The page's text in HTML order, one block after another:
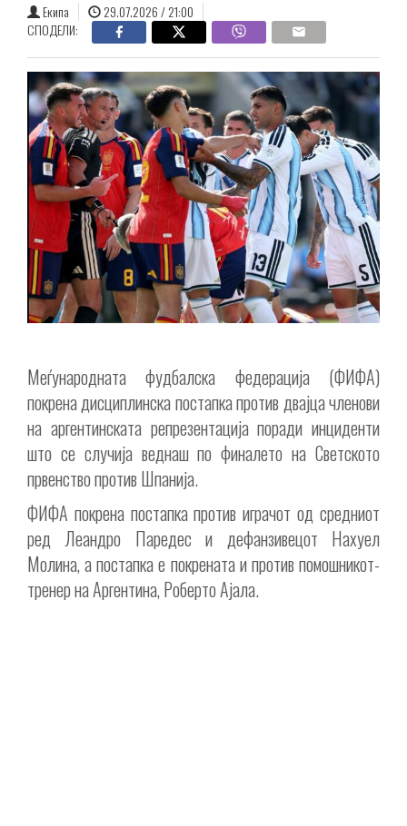
Екипа
29.07.2026 / 21:00
СПОДЕЛИ:
Меѓународната фудбалска федерација (ФИФА)
покрена дисциплинска постапка против двајца членови
на аргентинската репрезентација поради инциденти
што се случија веднаш по финалето на Светското
првенство против Шпанија.
ФИФА покрена постапка против играчот од средниот
ред Леандро Паредес и дефанзивецот Нахуел
Молина, а постапка е покрената и против помошникот-
тренер на Аргентина, Роберто Ајала.